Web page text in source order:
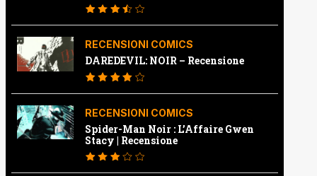
RECENSIONI COMICS
DAREDEVIL: NOIR – Recensione
RECENSIONI COMICS
Spider-Man Noir : L’Affaire Gwen
Stacy | Recensione